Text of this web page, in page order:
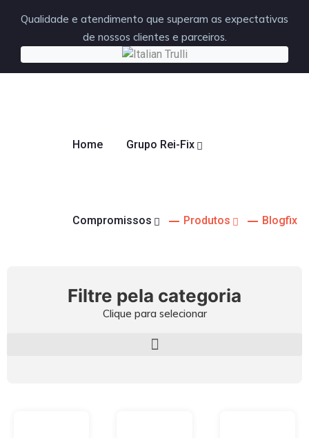
Qualidade e atendimento que superam as expectativas
de nossos clientes e parceiros.
Home Grupo Rei-Fix
Compromissos Produtos Blogfix
Filtre pela categoria
Clique para selecionar